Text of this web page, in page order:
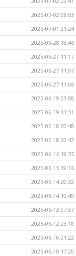
2025-07-02 08:03
2025-07-01 21:24
2025-06-28 18:46
2025-06-27 11:17
2025-06-27 11:07
2025-06-27 11:06
2025-06-19 23:08
2025-06-19 11:31
2025-06-18 20:48
2025-06-18 20:42
2025-06-16 19:55
2025-06-15 19:16
2025-06-14 20:32
2025-06-14 10:49
2025-06-13 07:57
2025-06-12 23:18
2025-06-10 21:22
2025-06-10 17:20